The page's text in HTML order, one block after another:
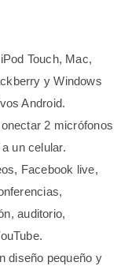
Touch, Mac,
y Windows
Android.
2 micrófonos
un celular.
Facebook live,
auditorio,
diseño pequeño y